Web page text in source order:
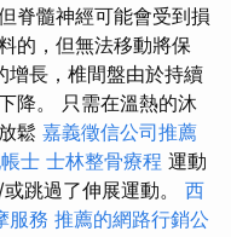
脊髓神經可能會受到損
的，但無法移動將保
增長，椎間盤由於持續
降。 只需在溫熱的沐
鬆 嘉義徵信公司推薦
士 士林整骨療程 運動
跳過了伸展運動。 西
服務 推薦的網路行銷公